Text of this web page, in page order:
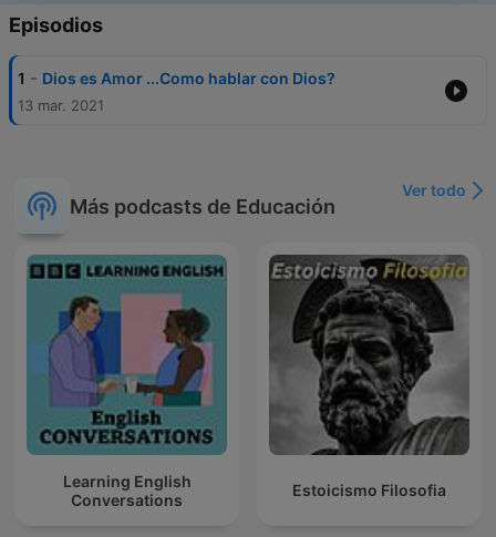
Episodios
1 - Dios es Amor ...Como hablar con Dios?
13 mar. 2021
Más podcasts de Educación
Ver todo
Learning English
Conversations
Estoicismo Filosofia